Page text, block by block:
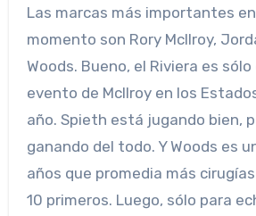
Las marcas más importantes
momento son Rory McIlroy,
Woods. Bueno, el Riviera es
evento de McIlroy en los
año. Spieth está jugando bien,
ganando del todo. Y Woods es
años que promedia más
10 primeros. Luego, sólo para